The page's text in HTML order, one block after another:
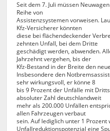
Seit dem 7. Juli müssen
Reihe von
Assistenzsystemen vorweisen.
Kfz-Versicherer könnten
diese bei flächendeckender
zehnten Unfall, bei dem Dritte
geschädigt werden, abwenden.
Jahrzehnt vergehen, bis der
Kfz-Bestand in der Breite den
Insbesondere den
sehr wirkungsvoll, er könne 8
bis 9 Prozent der Unfälle mit
absoluter Zahl deutschlandweit
mehr als 200.000 Unfällen
allen Fahrzeugen verbaut
sein. Auf lediglich unter 1 Prozent
Unfallreduktionspotenzial eine